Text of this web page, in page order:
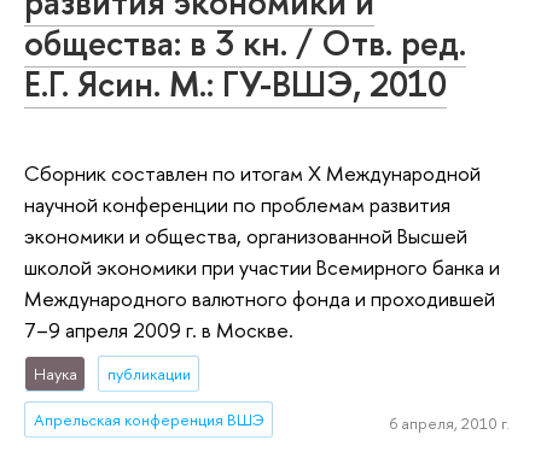
общества: в 3 кн. / Отв. ред.
Е.Г. Ясин. М.: ГУ-ВШЭ, 2010
Сборник составлен по итогам X Международной
научной конференции по проблемам развития
экономики и общества, организованной Высшей
школой экономики при участии Всемирного банка и
Международного валютного фонда и проходившей
7–9 апреля 2009 г. в Москве.
Наука публикации
Апрельская конференция ВШЭ 6 апреля, 2010 г.